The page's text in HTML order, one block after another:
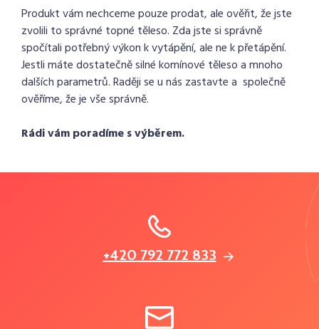
Produkt vám nechceme pouze prodat, ale ověřit, že jste
zvolili to správné topné těleso. Zda jste si správně
spočítali potřebný výkon k vytápění, ale ne k přetápění.
Jestli máte dostatečně silné komínové těleso a mnoho
dalších parametrů. Raději se u nás zastavte a společně
ověříme, že je vše správně.
Rádi vám poradíme s výběrem.
+420 792 772 833